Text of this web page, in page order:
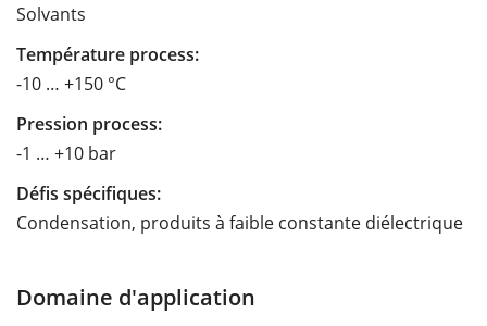
Solvants
Température process:
-10 … +150 °C
Pression process:
-1 … +10 bar
Défis spécifiques:
Condensation, produits à faible constante diélectrique
Domaine d'application